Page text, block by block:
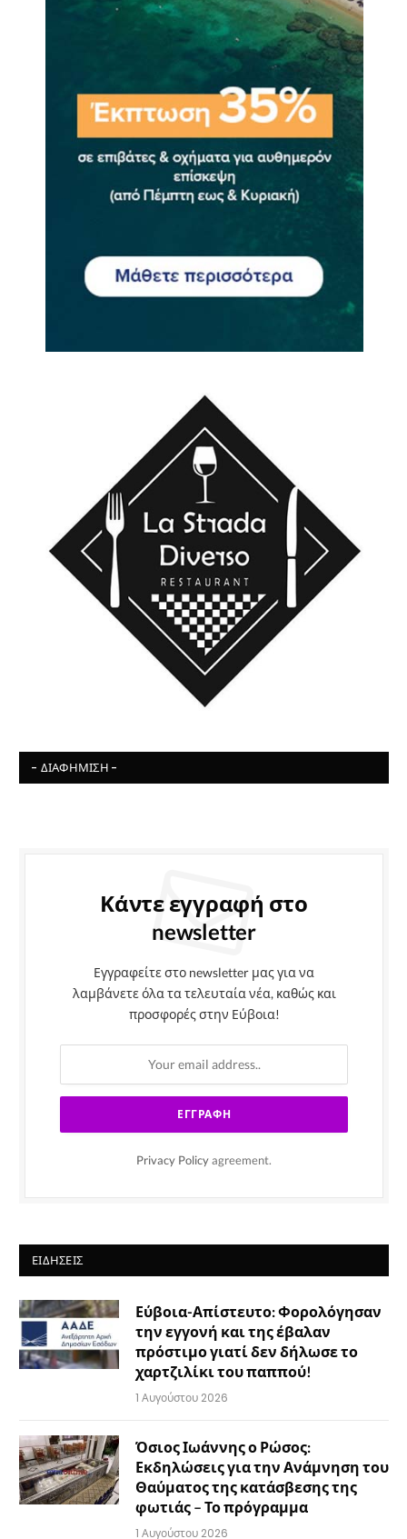
- ΔΙΑΦΉΜΙΣΗ -
Κάντε εγγραφή στο
newsletter
Εγγραφείτε στο newsletter μας για να
λαμβάνετε όλα τα τελευταία νέα, καθώς και
προσφορές στην Εύβοια!
Privacy Policy agreement.
ΕΙΔΉΣΕΙΣ
Εύβοια-Απίστευτο: Φορολόγησαν
την εγγονή και της έβαλαν
πρόστιμο γιατί δεν δήλωσε το
χαρτζιλίκι του παππού!
1 Αυγούστου 2026
Όσιος Ιωάννης ο Ρώσος:
Εκδηλώσεις για την Ανάμνηση του
Θαύματος της κατάσβεσης της
φωτιάς – Το πρόγραμμα
1 Αυγούστου 2026